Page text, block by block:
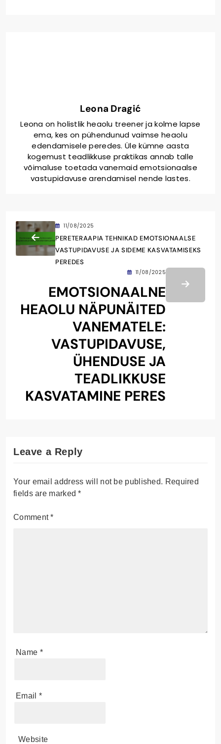
Leona Dragić
Leona on holistlik heaolu treener ja kolme lapse
ema, kes on pühendunud vaimse heaolu
edendamisele peredes. Üle kümne aasta
kogemust teadlikkuse praktikas annab talle
võimaluse toetada vanemaid emotsionaalse
vastupidavuse arendamisel nende lastes.
11/08/2025
PERETERAAPIA TEHNIKAD EMOTSIONAALSE
VASTUPIDAVUSE JA SIDEME KASVATAMISEKS
PEREDES
11/08/2025
EMOTSIONAALNE
HEAOLU NÄPUNÄITED
VANEMATELE:
VASTUPIDAVUSE,
ÜHENDUSE JA
TEADLIKKUSE
KASVATAMINE PERES
Leave a Reply
Your email address will not be published. Required
fields are marked*
Comment*
Name *
Email *
Website